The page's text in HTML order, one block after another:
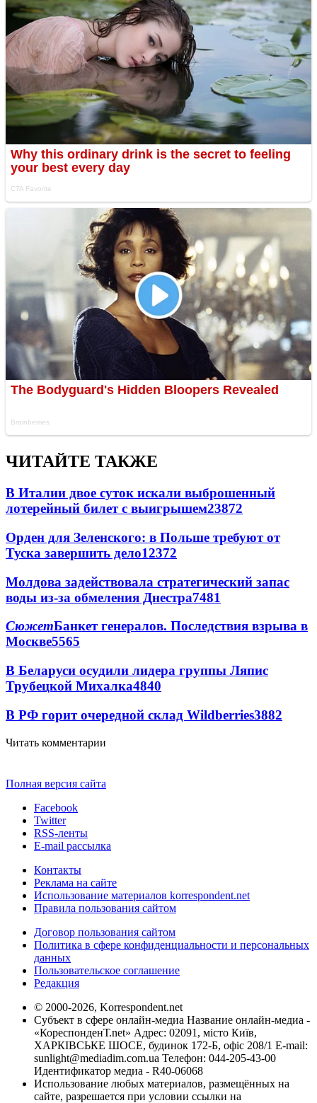
ЧИТАЙТЕ ТАКЖЕ
В Италии двое суток искали выброшенный
лотерейный билет с выигрышем23872
Орден для Зеленского: в Польше требуют от
Туска завершить дело12372
Молдова задействовала стратегический запас
воды из-за обмеления Днестра7481
СюжетБанкет генералов. Последствия взрыва в
Москве5565
В Беларуси осудили лидера группы Ляпис
Трубецкой Михалка4840
В РФ горит очередной склад Wildberries3882
Читать комментарии
Полная версия сайта
Facebook
Twitter
RSS-ленты
E-mail рассылка
Контакты
Реклама на сайте
Использование материалов korrespondent.net
Правила пользования сайтом
Договор пользования сайтом
Политика в сфере конфиденциальности и персональных
данных
Пользовательское соглашение
Редакция
© 2000-2026, Korrespondent.net
Субъект в сфере онлайн-медиа Название онлайн-медиа -
«КореспонденТ.net» Адрес: 02091, місто Київ,
ХАРКІВСЬКЕ ШОСЕ, будинок 172-Б, офіс 208/1 E-mail:
sunlight@mediadim.com.ua Телефон: 044-205-43-00
Идентификатор медиа - R40-06068
Использование любых материалов, размещённых на
сайте, разрешается при условии ссылки на